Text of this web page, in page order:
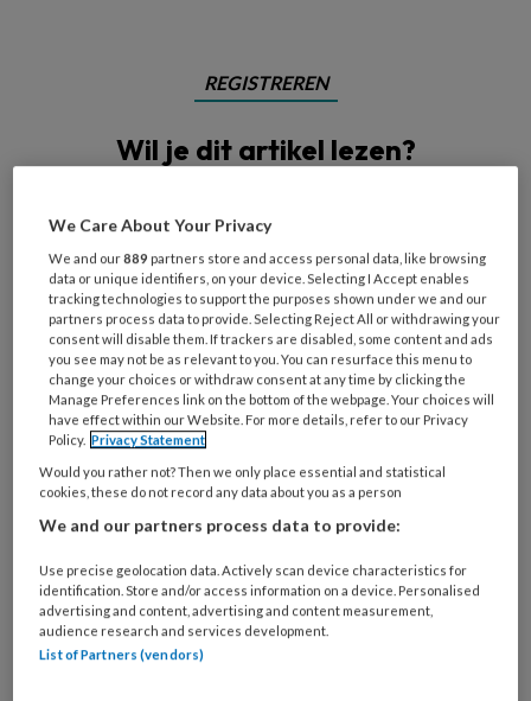
REGISTREREN
Wil je dit artikel lezen?
artikelen gratis per maand
Al een account of abonnement?Log dan in
Wat
is
je
e-
mailadres?
* *
Kies
je
wachtwoord* *
je
functie *
Bij
welke
We Care About Your Privacy
We and our889 partners store and access personal data, like browsing
data or unique identifiers, on your device. Selecting I Accept enables
tracking technologies to support the purposes shown under we and our
partners process data to provide. Selecting Reject All or withdrawing your
consent will disable them. If trackers are disabled, some content and ads
you see may not be as relevant to you. You can resurface this menu to
change your choices or withdraw consent at any time by clicking the
Manage Preferences link on the bottom of the webpage. Your choices will
have effect within our Website. For more details, refer to our Privacy
Policy. Privacy Statement
Would you rather not? Then we only place essential and statistical
cookies, these do not record any data about you as a person
We and our partners process data to provide:
Use precise geolocation data. Actively scan device characteristics for
identification. Store and/or access information on a device. Personalised
advertising and content, advertising and content measurement,
audience research and services development.
List of Partners (vendors)